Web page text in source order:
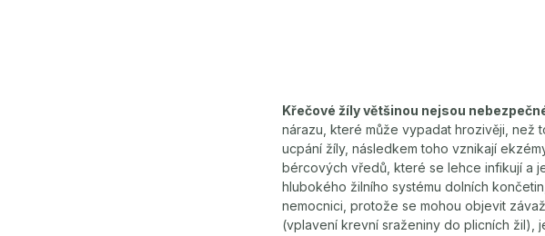
Křečové žíly většinou nejsou
nárazu, které může vypadat hrozivěji, než
ucpání žíly, následkem toho vznikají
bércových vředů, které se lehce infikují a
hlubokého žilního systému dolních
nemocnici, protože se mohou objevit
(vplavení krevní sraženiny do plicních žil),